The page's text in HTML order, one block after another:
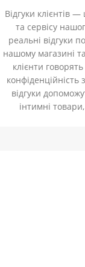
Відгуки клієнтів
та сервісу
реальні відгуки
нашому магазині
клієнти
відгуки
інтимні